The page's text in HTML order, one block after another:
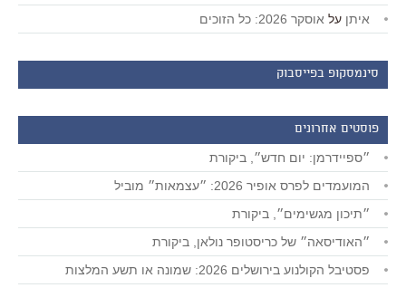
איתן על אוסקר 2026: כל הזוכים
סינמסקופ בפייסבוק
פוסטים אחרונים
״ספיידרמן: יום חדש״, ביקורת
המועמדים לפרס אופיר 2026: ״עצמאות״ מוביל
״תיכון מגשימים״, ביקורת
״האודיסאה״ של כריסטופר נולאן, ביקורת
פסטיבל הקולנוע בירושלים 2026: שמונה או תשע המלצות